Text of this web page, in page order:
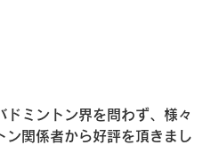
ドミントン界を問わず、様々
ン関係者から好評を頂きまし